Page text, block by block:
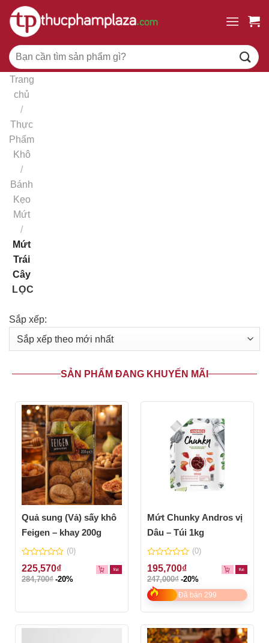
Chuyển
đến
dung
Tìm
kiếm:
Trang
chủ
/
Thực
Phẩm
Khô
/
Bánh
Kẹo
Mứt
/
Mứt
Trái
Cây
LỌC
Sắp xếp:
SẢN PHẨM ĐANG KHUYẾN MÃI
Quả sung (Vả) sấy khô
Feigen – khay 200g
0
out
of
(0)
225,570₫
284,700₫ -20%
Mứt Chunky Andros vị
Dâu – Túi 1kg
0
out
of
5
(0)
195,700₫
247,000₫ -20%
Đã bán 299